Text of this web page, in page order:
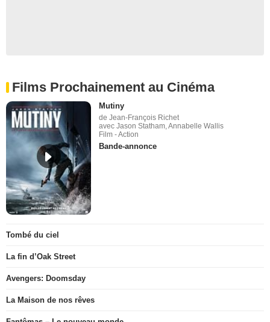
Films Prochainement au Cinéma
Mutiny
de Jean-François Richet
avec Jason Statham, Annabelle Wallis
Film - Action
Bande-annonce
Tombé du ciel
La fin d’Oak Street
Avengers: Doomsday
La Maison de nos rêves